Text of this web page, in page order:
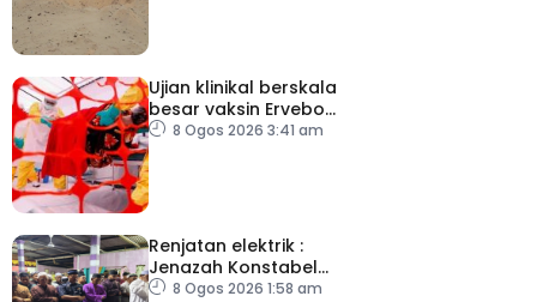
Ujian klinikal berskala
besar vaksin Ervebo
tangani wabak Ebola
8 Ogos 2026 3:41 am
Renjatan elektrik :
Jenazah Konstabel
Muhammad Raimi
8 Ogos 2026 1:58 am